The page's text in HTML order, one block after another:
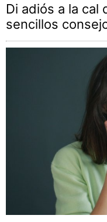
Di adiós a la cal
sencillos